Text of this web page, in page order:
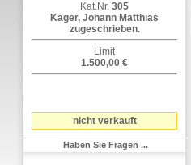
Kat.Nr. 305
Kager, Johann Matthias
zugeschrieben.
Limit
1.500,00 €
nicht verkauft
Haben Sie Fragen ...